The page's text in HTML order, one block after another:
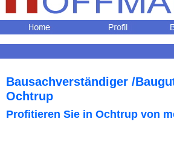
Bausachverständiger /
Ochtrup
Profitieren Sie in Ochtrup von